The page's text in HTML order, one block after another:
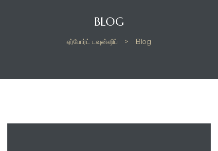
BLOG
ஏர்போர்ட் டவுன்ஷிப் > Blog